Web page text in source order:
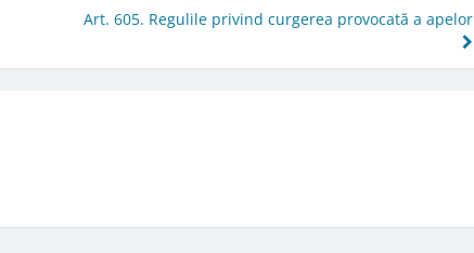
Art. 605. Regulile privind curgerea provocată a apelor